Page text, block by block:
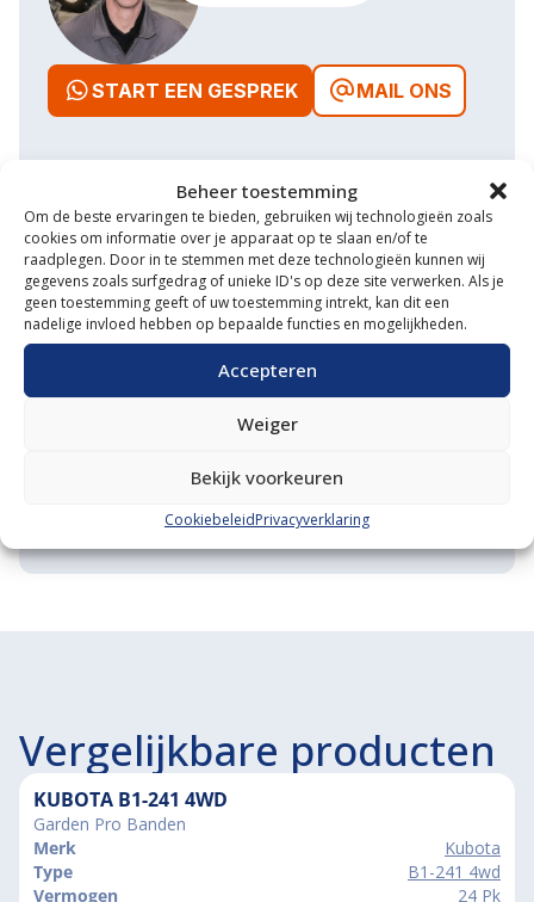
Beheer toestemming
Om de beste ervaringen te bieden, gebruiken wij technologieën zoals
cookies om informatie over je apparaat op te slaan en/of te
raadplegen. Door in te stemmen met deze technologieën kunnen wij
gegevens zoals surfgedrag of unieke ID's op deze site verwerken. Als je
geen toestemming geeft of uw toestemming intrekt, kan dit een
nadelige invloed hebben op bepaalde functies en mogelijkheden.
Accepteren
Weiger
Bekijk voorkeuren
CookiebeleidPrivacyverklaring
START EEN GESPREK MAIL ONS
Waarom VM Service
Uitgebreide showroom
Eigen transportservice
Gespecialiseerde werkplaats
Diverse aanbouwwerktuigen
Grootste in kleine tractoren
Vergelijkbare producten
KUBOTA B1-241 4WD
Garden Pro Banden
Merk
Kubota
Type
B1-241 4wd
Vermogen
24 Pk